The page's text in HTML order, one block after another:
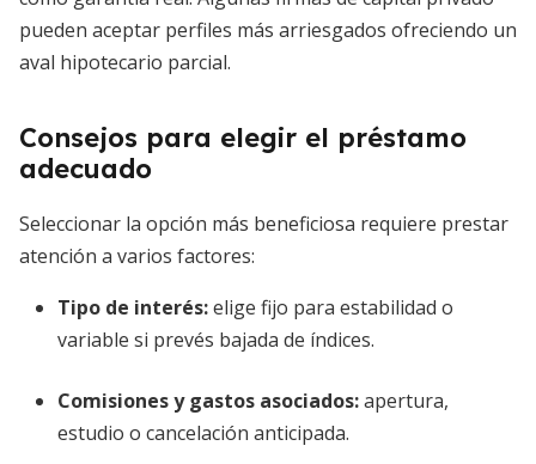
pueden aceptar perfiles más arriesgados ofreciendo un
aval hipotecario parcial.
Consejos para elegir el préstamo
adecuado
Seleccionar la opción más beneficiosa requiere prestar
atención a varios factores:
Tipo de interés:elige fijo para estabilidad o
variable si prevés bajada de índices.
Comisiones y gastos asociados:apertura,
estudio o cancelación anticipada.